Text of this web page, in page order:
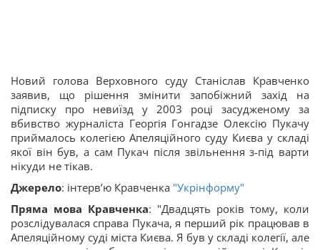
Новий голова Верховного суду Станіслав Кравченко
заявив, що рішення змінити запобіжний захід на
підписку про невиїзд у 2003 році засудженому за
вбивство журналіста Георгія Гонгадзе Олексію Пукачу
приймалось колегією Апеляційного суду Києва у складі
якої він був, а сам Пукач після звільнення з-під варти
нікуди не тікав.
Джерело: інтерв’ю Кравченка "Укрінформу"
Пряма мова Кравченка: "Двадцять років тому, коли
розслідувалася справа Пукача, я перший рік працював в
Апеляційному суді міста Києва. Я був у складі колегії, але